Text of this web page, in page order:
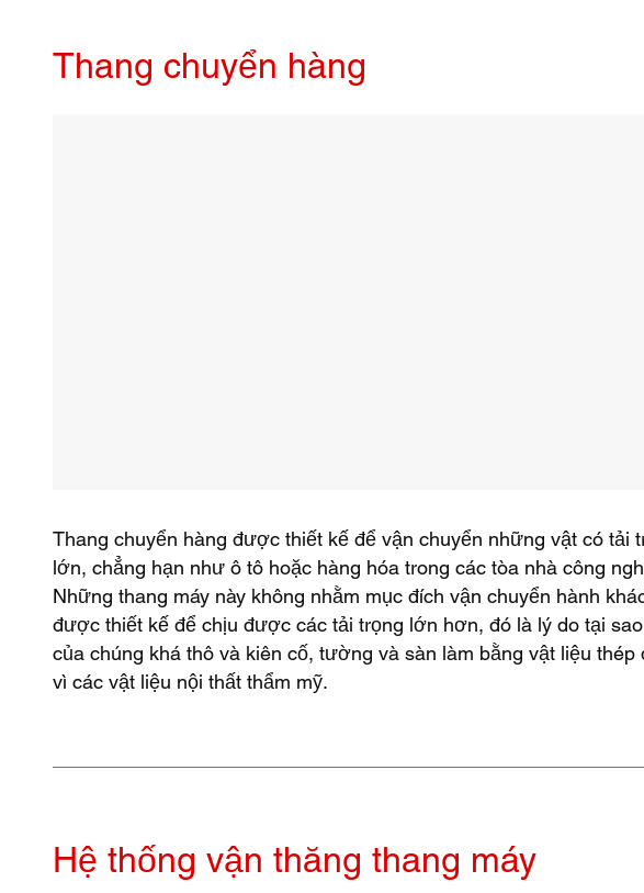
Thang chuyển hàng
Thang chuyển hàng được thiết kế để vận chuyển những vật có tải
lớn, chẳng hạn như ô tô hoặc hàng hóa trong các tòa nhà công
Những thang máy này không nhằm mục đích vận chuyển hành
được thiết kế để chịu được các tải trọng lớn hơn, đó là lý do tại
của chúng khá thô và kiên cố, tường và sàn làm bằng vật liệu thép
vì các vật liệu nội thất thẩm mỹ.
Hệ thống vận thăng thang máy